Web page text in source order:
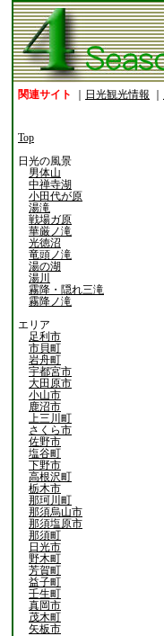
関連サイト 日光観光情報
Top
日光の風景
男体山
中禅寺湖
小田代が原
湯滝
戦場ガ原
華厳ノ滝
光徳沼
竜頭ノ滝
湯の湖
湯川
霧降・隠れ三滝
霧降ノ滝
エリア
足利市
市貝町
岩舟町
宇都宮市
大田原市
小山市
鹿沼市
上三川町
さくら市
佐野市
塩谷町
下野市
高根沢町
栃木市
那珂川町
那須烏山市
那須塩原市
那須町
日光市
野木町
芳賀町
益子町
壬生町
真岡市
茂木町
矢板市